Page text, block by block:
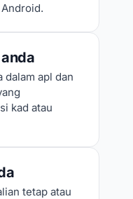
dalam apl dan
kad atau
tetap atau